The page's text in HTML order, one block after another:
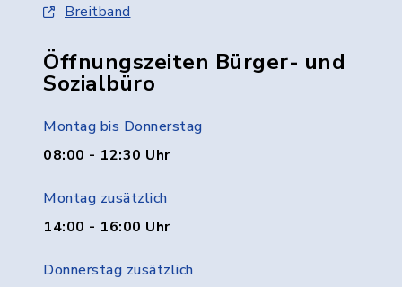
Breitband
Öffnungszeiten Bürger- und
Sozialbüro
Montag bis Donnerstag
08:00 - 12:30 Uhr
Montag zusätzlich
14:00 - 16:00 Uhr
Donnerstag zusätzlich